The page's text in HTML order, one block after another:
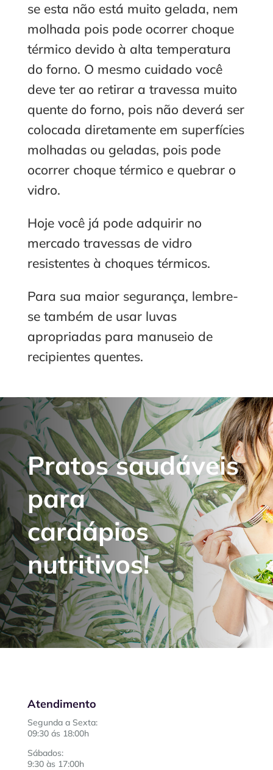
se esta não está muito gelada, nem
molhada pois pode ocorrer choque
térmico devido à alta temperatura
do forno. O mesmo cuidado você
deve ter ao retirar a travessa muito
quente do forno, pois não deverá ser
colocada diretamente em superfícies
molhadas ou geladas, pois pode
ocorrer choque térmico e quebrar o
vidro.
Hoje você já pode adquirir no
mercado travessas de vidro
resistentes à choques térmicos.
Para sua maior segurança, lembre-
se também de usar luvas
apropriadas para manuseio de
recipientes quentes.
Pratos saudáveis
para
cardápios
nutritivos!
Atendimento
Segunda a Sexta:
09:30 ás 18:00h
Sábados:
9:30 às 17:00h